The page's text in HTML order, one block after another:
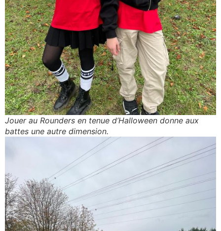
Jouer au Rounders en tenue d’Halloween donne aux
battes une autre dimension.